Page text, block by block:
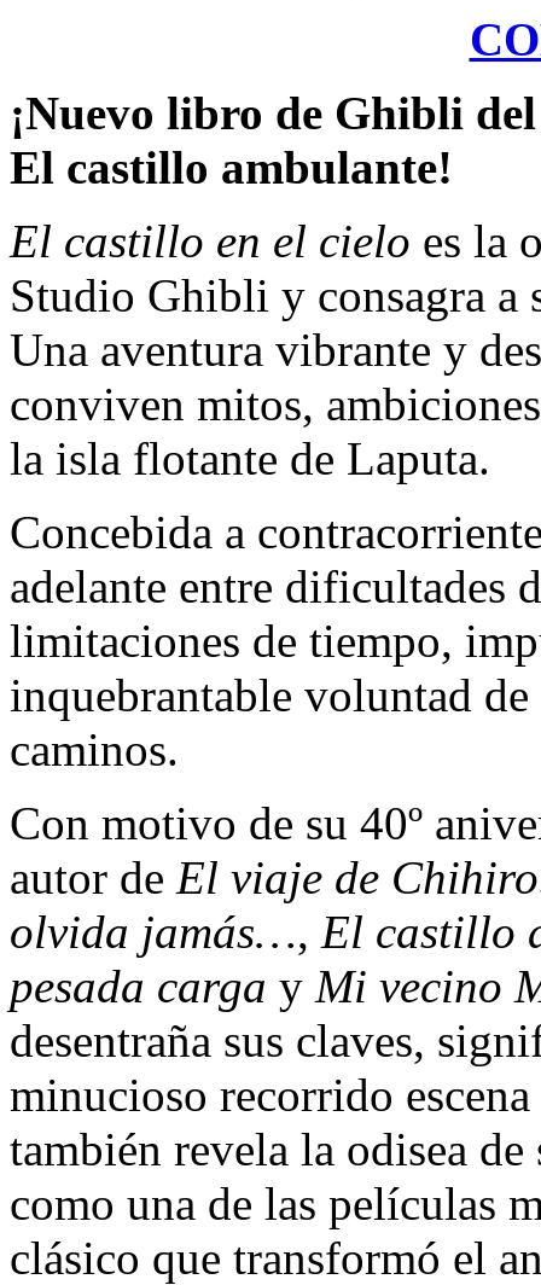
¡Nuevo libro de Ghibli
El castillo ambulante!
El castillo en el cielo es la
Studio Ghibli y consagra
Una aventura vibrante y
conviven mitos,
la isla flotante de Laputa.
Concebida a
adelante entre dificultades
limitaciones de tiempo,
inquebrantable voluntad
caminos.
Con motivo de su 40º
autor de El viaje de
olvida jamás…, El castillo
pesada carga y Mi vecino
desentraña sus claves,
minucioso recorrido
también revela la odisea
como una de las películas
clásico que transformó el